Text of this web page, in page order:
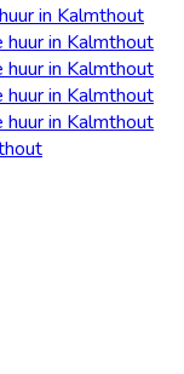
in Kalmthout
in Kalmthout
in Kalmthout
in Kalmthout
in Kalmthout